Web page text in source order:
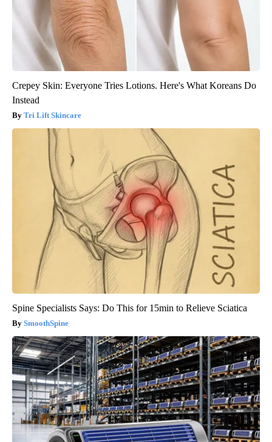
Crepey Skin: Everyone Tries Lotions. Here's What Koreans Do
Instead
Tri Lift Skincare
Spine Specialists Says: Do This for 15min to Relieve Sciatica
SmoothSpine